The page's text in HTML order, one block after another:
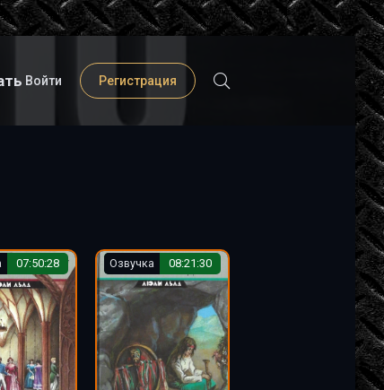
Войти Регистрация
07:50:28 Озвучка 08:21:30